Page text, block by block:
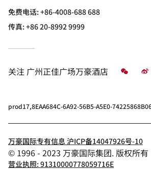
免费电话:+86-4008-688 688
传真:+86 20-8992 9999
关注 广州正佳广场万豪酒店 微信
prod17,8EAA684C-6A92-56B5-A5E0-
万豪国际专有信息 沪ICP备14047926号-10
© 1996 - 2023 万豪国际集团. 版权所有
营业执照: 91310000778059716E